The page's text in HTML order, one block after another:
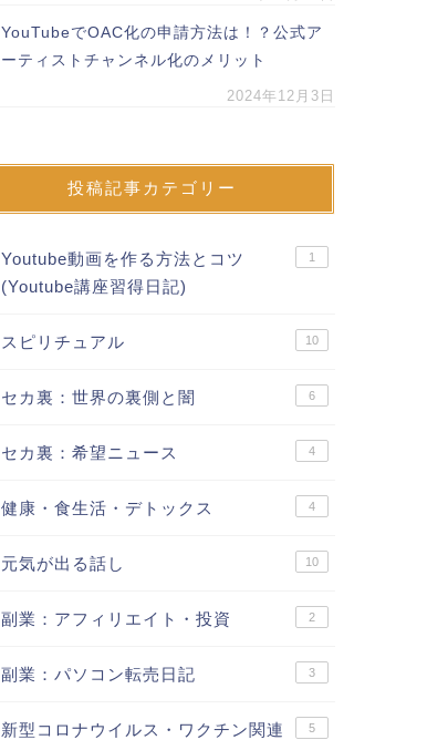
YouTubeでOAC化の申請方法は！？公式ア
ーティストチャンネル化のメリット
2024年12月3日
投稿記事カテゴリー
Youtube動画を作る方法とコツ
(Youtube講座習得日記)
1
スピリチュアル 10
セカ裏：世界の裏側と闇 6
セカ裏：希望ニュース 4
健康・食生活・デトックス 4
元気が出る話し 10
副業：アフィリエイト・投資 2
副業：パソコン転売日記 3
新型コロナウイルス・ワクチン関連 5